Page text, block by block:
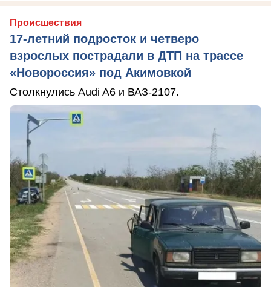
Происшествия
17-летний подросток и четверо
взрослых пострадали в ДТП на трассе
«Новороссия» под Акимовкой
Столкнулись Audi A6 и ВАЗ-2107.